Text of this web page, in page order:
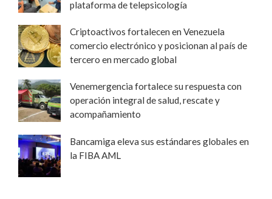
plataforma de telepsicología
Criptoactivos fortalecen en Venezuela
comercio electrónico y posicionan al país de
tercero en mercado global
Venemergencia fortalece su respuesta con
operación integral de salud, rescate y
acompañamiento
Bancamiga eleva sus estándares globales en
la FIBA AML